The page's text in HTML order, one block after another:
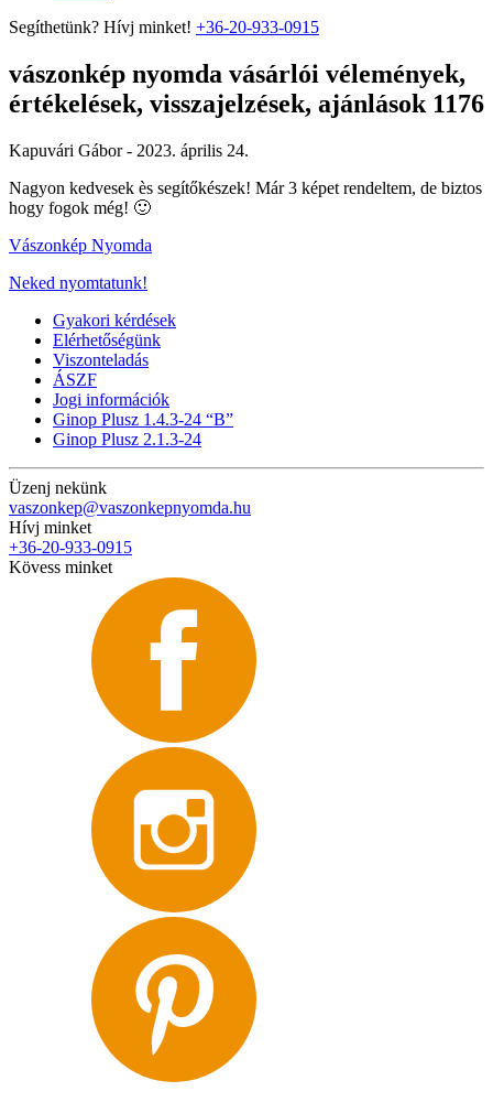
Segíthetünk? Hívj minket! +36-20-933-0915
vászonkép nyomda vásárlói vélemények,
értékelések, visszajelzések, ajánlások 1176
Kapuvári Gábor - 2023. április 24.
Nagyon kedvesek ès segítőkészek! Már 3 képet rendeltem, de biztos
hogy fogok még! 🙂
Vászonkép Nyomda
Neked nyomtatunk!
Gyakori kérdések
Elérhetőségünk
Viszonteladás
ÁSZF
Jogi információk
Ginop Plusz 1.4.3-24 “B”
Ginop Plusz 2.1.3-24
Üzenj nekünk
vaszonkep@vaszonkepnyomda.hu
Hívj minket
+36-20-933-0915
Kövess minket